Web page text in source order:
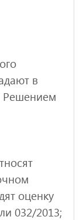
в
Решением
оценку
032/2013;